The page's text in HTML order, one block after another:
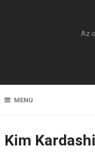
Az
MENU
Kim